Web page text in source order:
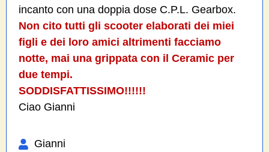
incanto con una doppia dose C.P.L. Gearbox.
Non cito tutti gli scooter elaborati dei miei
figli e dei loro amici altrimenti facciamo
notte, mai una grippata con il Ceramic per
due tempi.
SODDISFATTISSIMO!!!!!!
Ciao Gianni
Gianni